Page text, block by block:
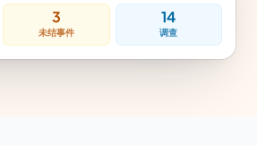
3
未结事件
14
调查